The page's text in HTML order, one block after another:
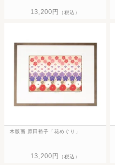
13,200円 （税込）
木版画 原田裕子「花めぐり」
13,200円 （税込）